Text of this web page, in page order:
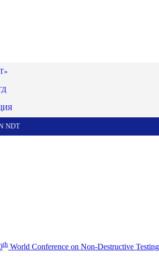
NDT
th World Conference on Non-Destructive